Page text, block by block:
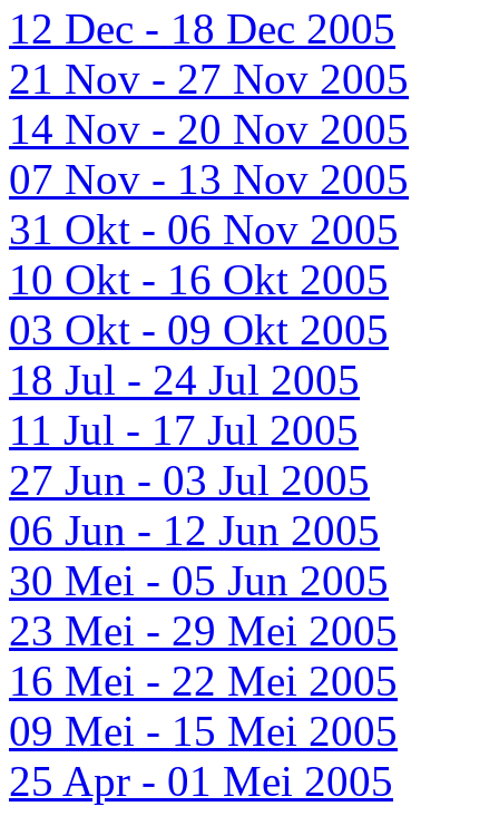
12 Dec - 18 Dec 2005
21 Nov - 27 Nov 2005
14 Nov - 20 Nov 2005
07 Nov - 13 Nov 2005
31 Okt - 06 Nov 2005
10 Okt - 16 Okt 2005
03 Okt - 09 Okt 2005
18 Jul - 24 Jul 2005
11 Jul - 17 Jul 2005
27 Jun - 03 Jul 2005
06 Jun - 12 Jun 2005
30 Mei - 05 Jun 2005
23 Mei - 29 Mei 2005
16 Mei - 22 Mei 2005
09 Mei - 15 Mei 2005
25 Apr - 01 Mei 2005